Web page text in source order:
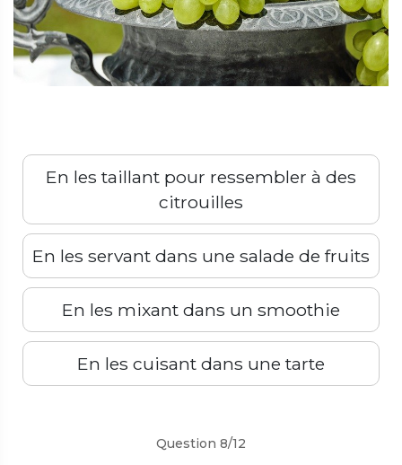
En les taillant pour ressembler à des
citrouilles
En les servant dans une salade de fruits
En les mixant dans un smoothie
En les cuisant dans une tarte
Précédent Suivant
Question 8/12